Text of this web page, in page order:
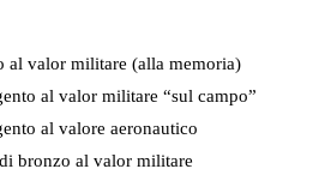
al valor militare (alla memoria)
al valor militare “sul campo”
al valore aeronautico
bronzo al valor militare